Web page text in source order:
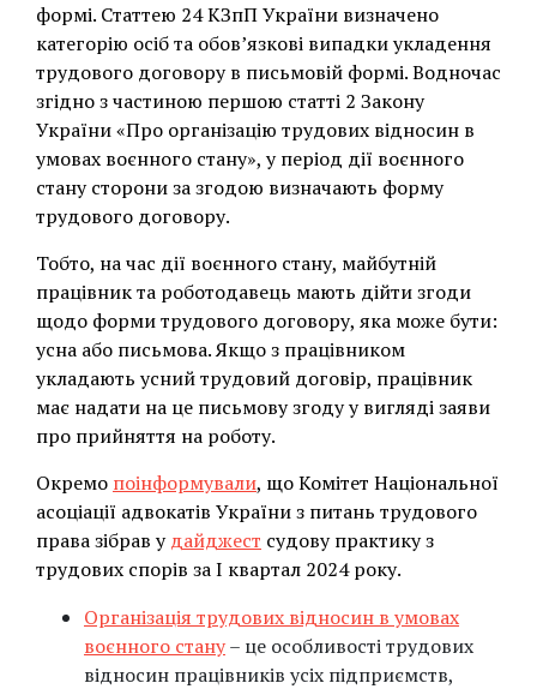
формі. Статтею 24 КЗпП України визначено
категорію осіб та обов’язкові випадки укладення
трудового договору в письмовій формі. Водночас
згідно з частиною першою статті 2 Закону
України «Про організацію трудових відносин в
умовах воєнного стану», у період дії воєнного
стану сторони за згодою визначають форму
трудового договору.
Тобто, на час дії воєнного стану, майбутній
працівник та роботодавець мають дійти згоди
щодо форми трудового договору, яка може бути:
усна або письмова. Якщо з працівником
укладають усний трудовий договір, працівник
має надати на це письмову згоду у вигляді заяви
про прийняття на роботу.
Окремо поінформували, що Комітет Національної
асоціації адвокатів України з питань трудового
права зібрав удайджест судову практику з
трудових спорів за І квартал 2024 року.
Організація трудових відносин в умовах
воєнного стану– це особливості трудових
відносин працівників усіх підприємств,